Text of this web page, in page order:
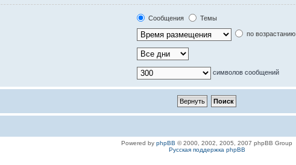
Сообщения
Темы
по возрастанию
символов сообщений
Powered by phpBB © 2000, 2002, 2005, 2007 phpBB Group
Русская поддержка phpBB